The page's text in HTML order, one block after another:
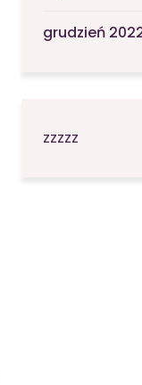
grudzień
zzzzz